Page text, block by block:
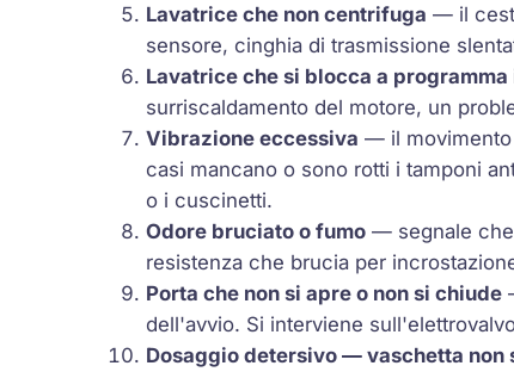
Lavatrice che non centrifuga — il
sensore, cinghia di trasmissione
Lavatrice che si blocca a programma
surriscaldamento del motore, un
Vibrazione eccessiva — il movimento
casi mancano o sono rotti i tamponi
o i cuscinetti.
Odore bruciato o fumo — segnale che
resistenza che brucia per
Porta che non si apre o non si chiude
dell'avvio. Si interviene
Dosaggio detersivo — vaschetta non